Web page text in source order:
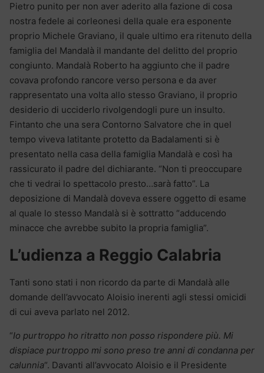
Pietro punito per non aver aderito alla fazione di cosa
nostra fedele ai corleonesi della quale era esponente
proprio Michele Graviano, il quale ultimo era ritenuto della
famiglia del Mandalà il mandante del delitto del proprio
congiunto. Mandalà Roberto ha aggiunto che il padre
covava profondo rancore verso persona e da aver
rappresentato una volta allo stesso Graviano, il proprio
desiderio di ucciderlo rivolgendogli pure un insulto.
Fintanto che una sera Contorno Salvatore che in quel
tempo viveva latitante protetto da Badalamenti si è
presentato nella casa della famiglia Mandalà e così ha
rassicurato il padre del dichiarante. “Non ti preoccupare
che ti vedrai lo spettacolo presto…sarà fatto”. La
deposizione di Mandalà doveva essere oggetto di esame
al quale lo stesso Mandalà si è sottratto “adducendo
minacce che avrebbe subito la propria famiglia”.
L’udienza a Reggio Calabria
Tanti sono stati i non ricordo da parte di Mandalà alle
domande dell’avvocato Aloisio inerenti agli stessi omicidi
di cui aveva parlato nel 2012.
“Io purtroppo ho ritratto non posso rispondere più. Mi
dispiace purtroppo mi sono preso tre anni di condanna per
calunnia“. Davanti all’avvocato Aloisio e il Presidente